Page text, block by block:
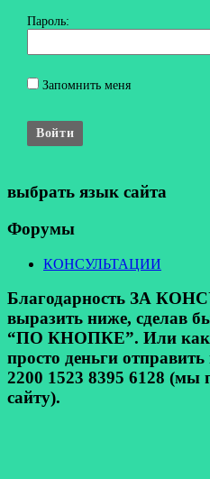
Пароль:
Запомнить меня
Войти
выбрать язык сайта
Форумы
КОНСУЛЬТАЦИИ
Благодарность ЗА
выразить ниже, сделав
“ПО КНОПКЕ”. Или как
просто деньги
2200 1523 8395 6128 (мы
сайту).